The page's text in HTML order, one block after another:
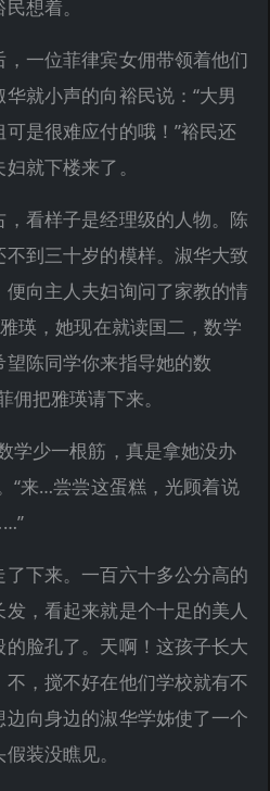
想着。
一位菲律宾女佣带领着他们
就小声的向裕民说：“大男
是很难应付的哦！”裕民还
就下楼来了。
看样子是经理级的人物。陈
到三十岁的模样。淑华大致
向主人夫妇询问了家教的情
瑛，她现在就读国二，数学
陈同学你来指导她的数
佣把雅瑛请下来。
学少一根筋，真是拿她没办
“来…尝尝这蛋糕，光顾着说
下来。一百六十多公分高的
，看起来就是个十足的美人
脸孔了。天啊！这孩子长大
，搅不好在他们学校就有不
向身边的淑华学姊使了一个
装没瞧见。